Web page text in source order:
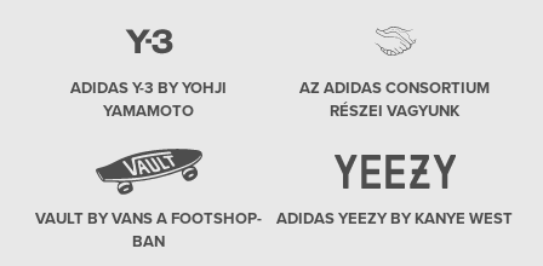
ADIDAS Y-3 BY YOHJI
YAMAMOTO
AZ ADIDAS CONSORTIUM
RÉSZEI VAGYUNK
VAULT BY VANS A FOOTSHOP-
BAN
ADIDAS YEEZY BY KANYE WEST